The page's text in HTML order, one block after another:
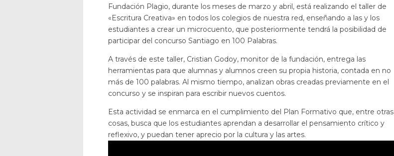
Fundación Plagio, durante los meses de marzo y abril, está realizando el taller de
«Escritura Creativa» en todos los colegios de nuestra red, enseñando a las y los
estudiantes a crear un microcuento, que posteriormente tendrá la posibilidad de
participar del concurso Santiago en 100 Palabras.
A través de este taller, Cristian Godoy, monitor de la fundación, entrega las
herramientas para que alumnas y alumnos creen su propia historia, contada en no
más de 100 palabras. Al mismo tiempo, analizan obras creadas previamente en el
concurso y se inspiran para escribir nuevos cuentos.
Esta actividad se enmarca en el cumplimiento del Plan Formativo que, entre otras
cosas, busca que los estudiantes aprendan a desarrollar el pensamiento crítico y
reflexivo, y puedan tener aprecio por la cultura y las artes.